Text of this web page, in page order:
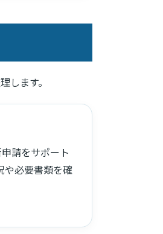
します。
請をサポート
や必要書類を確